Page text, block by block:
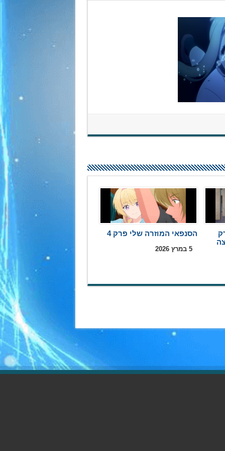
הסנפאי המוזרה שלי פרק 4
5 במרץ 2026